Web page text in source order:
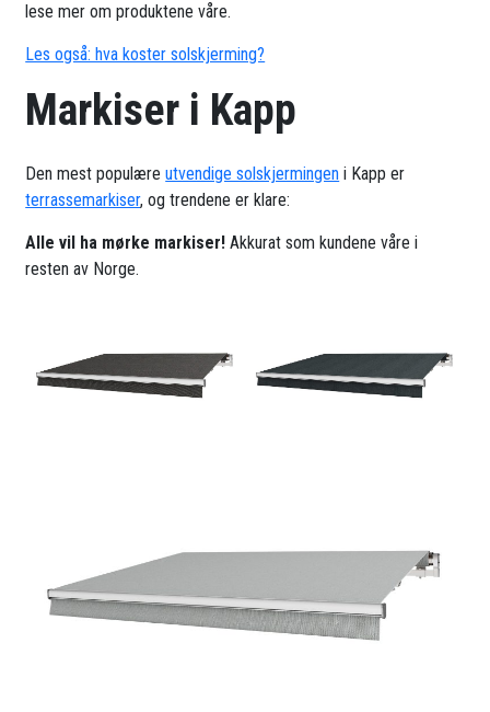
lese mer om produktene våre.
Les også: hva koster solskjerming?
Markiser i Kapp
Den mest populæreutvendige solskjermingen i Kapp er
terrassemarkiser, og trendene er klare:
Alle vil ha mørke markiser! Akkurat som kundene våre i
resten av Norge.